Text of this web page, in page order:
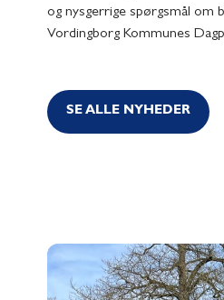
og nysgerrige spørgsmål om
Vordingborg Kommunes
SE ALLE NYHEDER